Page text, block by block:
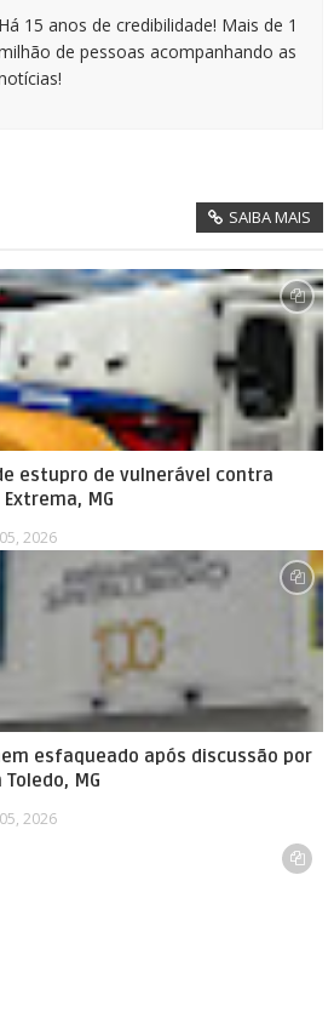
Há 15 anos de credibilidade! Mais de 1
de pessoas acompanhando as
SAIBA MAIS
estupro de vulnerável contra
MG
2026
esfaqueado após discussão por
MG
2026